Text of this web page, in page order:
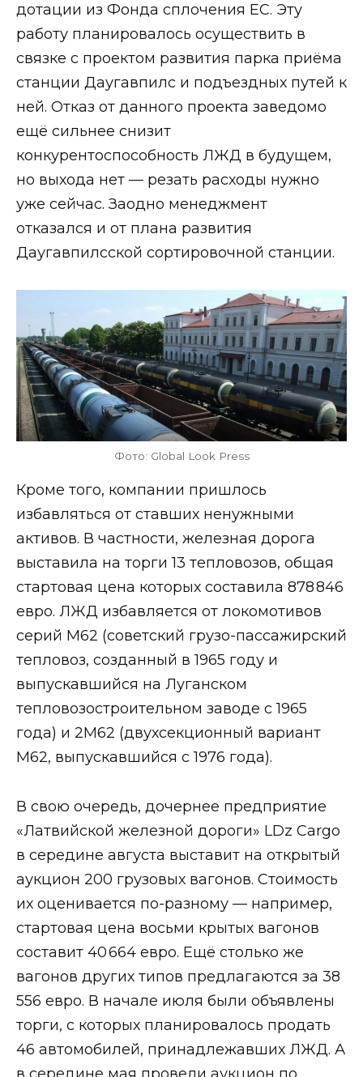
дотации из Фонда сплочения ЕС. Эту
работу планировалось осуществить в
связке с проектом развития парка приёма
станции Даугавпилс и подъездных путей к
ней. Отказ от данного проекта заведомо
ещё сильнее снизит
конкурентоспособность ЛЖД в будущем,
но выхода нет — резать расходы нужно
уже сейчас. Заодно менеджмент
отказался и от плана развития
Даугавпилсской сортировочной станции.
Фото: Global Look Press
Кроме того, компании пришлось
избавляться от ставших ненужными
активов. В частности, железная дорога
выставила на торги 13 тепловозов, общая
стартовая цена которых составила 878 846
евро. ЛЖД избавляется от локомотивов
серий M62 (советский грузо-пассажирский
тепловоз, созданный в 1965 году и
выпускавшийся на Луганском
тепловозостроительном заводе с 1965
года) и 2M62 (двухсекционный вариант
М62, выпускавшийся с 1976 года).
В свою очередь, дочернее предприятие
«Латвийской железной дороги» LDz Cargo
в середине августа выставит на открытый
аукцион 200 грузовых вагонов. Стоимость
их оценивается по-разному — например,
стартовая цена восьми крытых вагонов
составит 40 664 евро. Ещё столько же
вагонов других типов предлагаются за 38
556 евро. В начале июля были объявлены
торги, с которых планировалось продать
46 автомобилей, принадлежавших ЛЖД. А